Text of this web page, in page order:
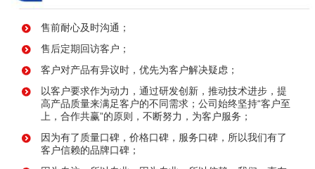
售前耐心及时沟通；
售后定期回访客户；
客户对产品有异议时，优先为客户解决疑虑；
以客户要求作为动力，通过研发创新，推动技术进步，提
高产品质量来满足客户的不同需求；公司始终坚持“客户至
上，合作共赢”的原则，不断努力，为客户服务；
因为有了质量口碑，价格口碑，服务口碑，所以我们有了
客户信赖的品牌口碑；